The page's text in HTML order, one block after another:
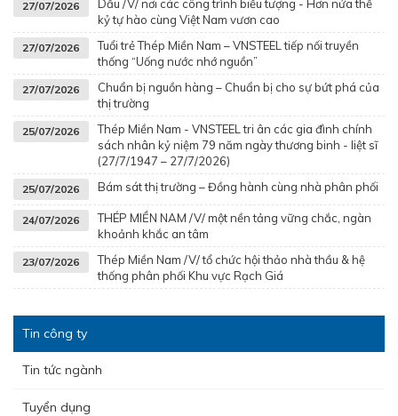
27/07/2026
Dấu /V/ nơi các công trình biểu tượng - Hơn nửa thế
kỷ tự hào cùng Việt Nam vươn cao
27/07/2026
Tuổi trẻ Thép Miền Nam – VNSTEEL tiếp nối truyền
thống “Uống nước nhớ nguồn”
27/07/2026
Chuẩn bị nguồn hàng – Chuẩn bị cho sự bứt phá của
thị trường
25/07/2026
Thép Miền Nam - VNSTEEL tri ân các gia đình chính
sách nhân kỷ niệm 79 năm ngày thương binh - liệt sĩ
(27/7/1947 – 27/7/2026)
25/07/2026 Bám sát thị trường – Đồng hành cùng nhà phân phối
24/07/2026
THÉP MIỀN NAM /V/ một nền tảng vững chắc, ngàn
khoảnh khắc an tâm
23/07/2026
Thép Miền Nam /V/ tổ chức hội thảo nhà thầu & hệ
thống phân phối Khu vực Rạch Giá
Tin công ty
Tin tức ngành
Tuyển dụng